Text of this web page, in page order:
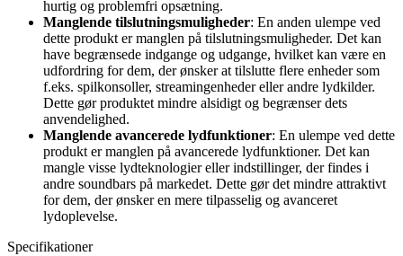
hurtig og problemfri opsætning.
Manglende tilslutningsmuligheder: En anden ulempe ved
dette produkt er manglen på tilslutningsmuligheder. Det kan
have begrænsede indgange og udgange, hvilket kan være en
udfordring for dem, der ønsker at tilslutte flere enheder som
f.eks. spilkonsoller, streamingenheder eller andre lydkilder.
Dette gør produktet mindre alsidigt og begrænser dets
anvendelighed.
Manglende avancerede lydfunktioner: En ulempe ved dette
produkt er manglen på avancerede lydfunktioner. Det kan
mangle visse lydteknologier eller indstillinger, der findes i
andre soundbars på markedet. Dette gør det mindre attraktivt
for dem, der ønsker en mere tilpasselig og avanceret
lydoplevelse.
Specifikationer